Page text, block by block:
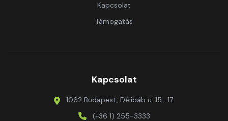
Kapcsolat
Támogatás
Kapcsolat
1062 Budapest, Délibáb u. 15.-17.
(+36 1) 255-3333